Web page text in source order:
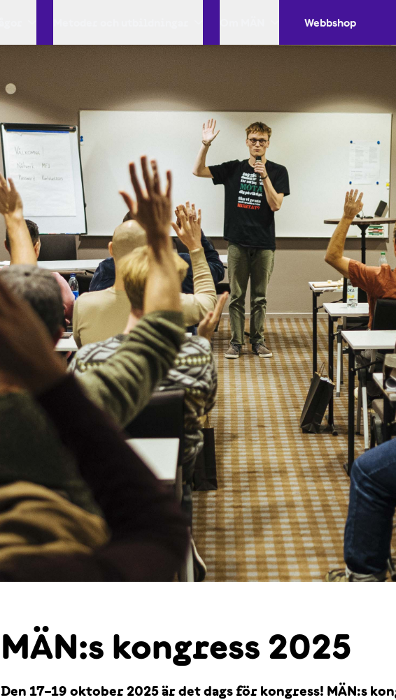
Webbshop
MÄN:s kongress 2025
Den 17–19 oktober 2025 är det dags för kongress! MÄN:s